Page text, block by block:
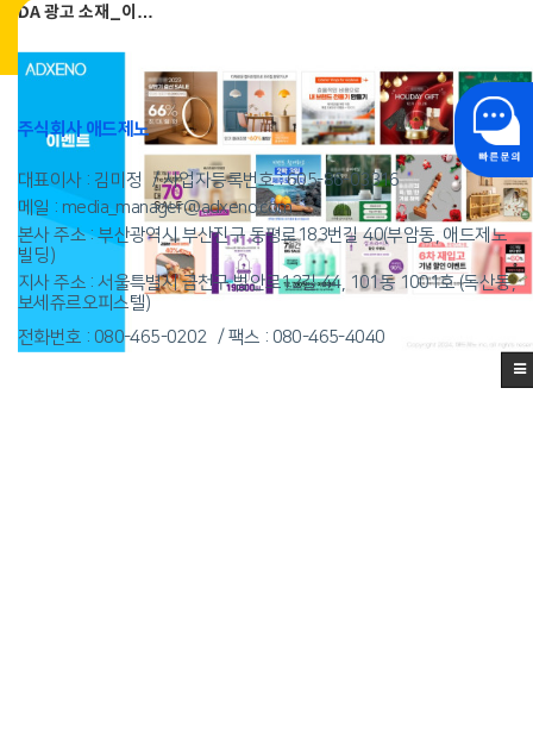
DA 광고 소재_이…
주식회사 애드제노
대표이사 : 김미정 사업자등록번호 :605-86-03316
메일 : media_manager@adxeno.com
본사 주소 : 부산광역시 부산진구 동평로183번길 40(부암동, 애드제노
빌딩)
지사 주소 : 서울특별시 금천구 범안로12길 44, 101동 1001호 (독산동,
보세쥬르오피스텔)
전화번호 : 080-465-0202
팩스 : 080-465-4040